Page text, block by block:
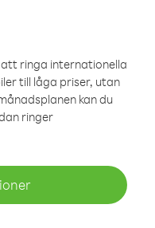
ringa internationella
till låga priser, utan
kan du
ringer